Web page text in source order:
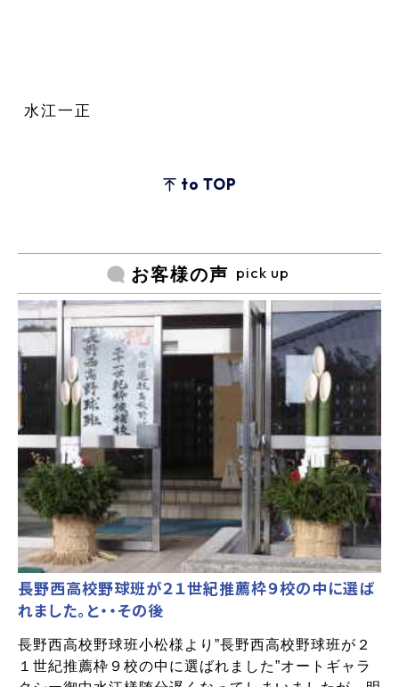
水江一正
to TOP
お客様の声 pick up
長野西高校野球班が２１世紀推薦枠９校の中に選ば
れました。と・・その後
長野西高校野球班小松様より”長野西高校野球班が２
１世紀推薦枠９校の中に選ばれました”オートギャラ